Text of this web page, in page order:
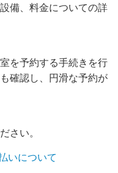
備、料金についての詳
を予約する手続きを行
確認し、円滑な予約が
さい。
いについて